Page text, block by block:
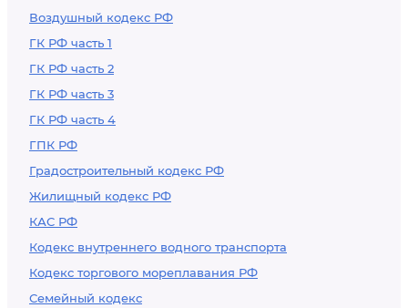
Воздушный кодекс РФ
ГК РФ часть 1
ГК РФ часть 2
ГК РФ часть 3
ГК РФ часть 4
ГПК РФ
Градостроительный кодекс РФ
Жилищный кодекс РФ
КАС РФ
Кодекс внутреннего водного транспорта
Кодекс торгового мореплавания РФ
Семейный кодекс